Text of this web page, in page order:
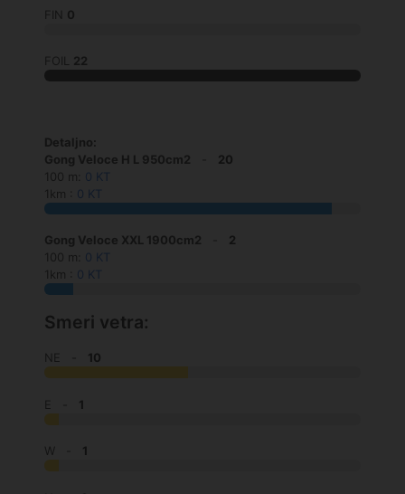
FIN 0
FOIL 22
Detaljno:
Gong Veloce H L 950cm2
20
100 m: 0 KT
1km : 0 KT
Gong Veloce XXL 1900cm2
2
100 m: 0 KT
1km : 0 KT
Smeri vetra:
NE - 10
1
W - 1